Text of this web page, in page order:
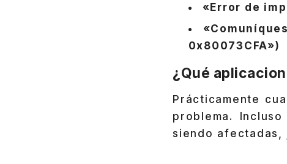
«Error de
0x80073CFA»)
¿Qué
Prácticamente
problema.
siendo